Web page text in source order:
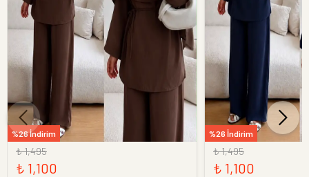
%26 İndirim
₺ 1,495
₺ 1,100
%26 İndirim
₺ 1,495
₺ 1,100